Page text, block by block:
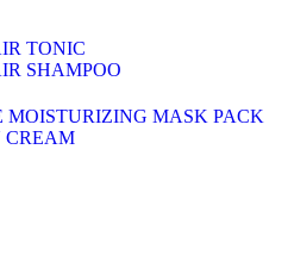
TONIC
SHAMPOO
MOISTURIZING MASK PACK
CREAM